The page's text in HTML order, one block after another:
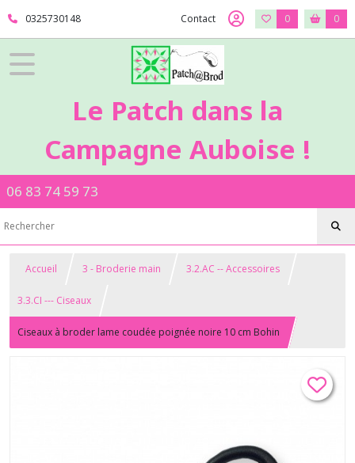
0325730148 Contact 0 0
Le Patch dans la
Campagne Auboise !
06 83 74 59 73
Accueil 3 - Broderie main 3.2.AC -- Accessoires
3.3.CI --- Ciseaux
Ciseaux à broder lame coudée poignée noire 10 cm Bohin